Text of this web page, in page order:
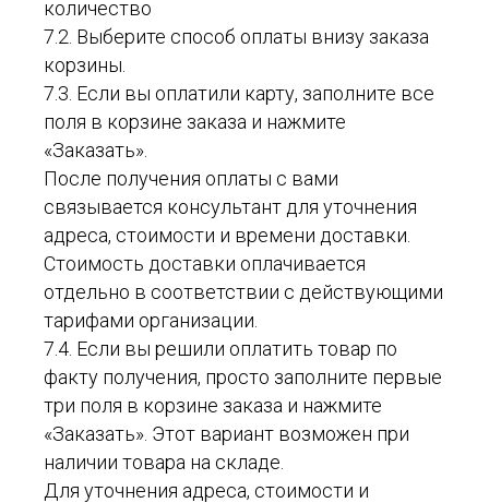
количество
7.2. Выберите способ оплаты внизу заказа
корзины.
7.3. Если вы оплатили карту, заполните все
поля в корзине заказа и нажмите
«Заказать».
После получения оплаты с вами
связывается консультант для уточнения
адреса, стоимости и времени доставки.
Стоимость доставки оплачивается
отдельно в соответствии с действующими
тарифами организации.
7.4. Если вы решили оплатить товар по
факту получения, просто заполните первые
три поля в корзине заказа и нажмите
«Заказать». Этот вариант возможен при
наличии товара на складе.
Для уточнения адреса, стоимости и